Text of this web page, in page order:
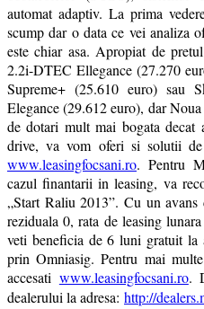
automat adaptiv. La prima
scump dar o data ce vei analiza
este chiar asa. Apropiat de
2.2i-DTEC Ellegance (27.270
Supreme+ (25.610 euro) sau
Elegance (29.612 euro), dar
de dotari mult mai bogata decat
drive, va vom oferi si solutii
www.leasingfocsani.ro. Pentru
cazul finantarii in leasing, va
„Start Raliu 2013”. Cu un
reziduala 0, rata de leasing
veti beneficia de 6 luni gratuit la
prin Omniasig. Pentru mai
accesati www.leasingfocsani.ro.
dealerului la adresa: http://